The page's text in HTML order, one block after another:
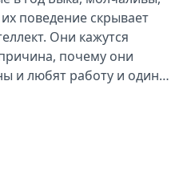
поведение скрывает
Они кажутся
почему они
и любят работу и один…